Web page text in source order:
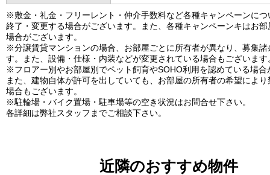
※敷金・礼金・フリーレント・仲介手数料など各種キャンペーンにつ
終了・変更する場合がございます。また、各種キャンペーンキはお
場合がございます。
※分譲賃貸マンションの場合、お部屋ごとに所有者が異なり、募集諸
す。また、設備・仕様・内装などが変更されている場合もございます
※フロアー別やお部屋別でペット飼育やSOHO利用を認めている場合
また、建物自体が許可を出していても、お部屋の所有者の希望によ
場合もございます。
※駐輪場・バイク置場・駐車場等の空き状況はお問合せ下さい。
各詳細は弊社スタッフまでご相談下さい。
近隣のおすすめ物件